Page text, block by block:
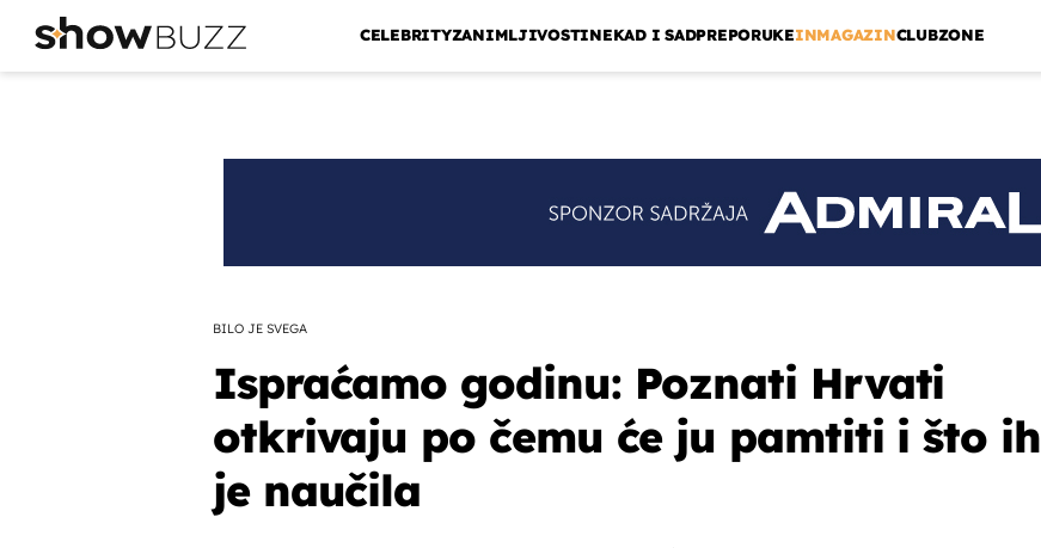
CELEBRITYZANIMLJIVOSTINEKAD I SADPREPORUKEINMAGAZINCLUBZONE
BILO JE SVEGA
Ispraćamo godinu: Poznati Hrvati
otkrivaju po čemu će ju pamtiti i što ih
je naučila